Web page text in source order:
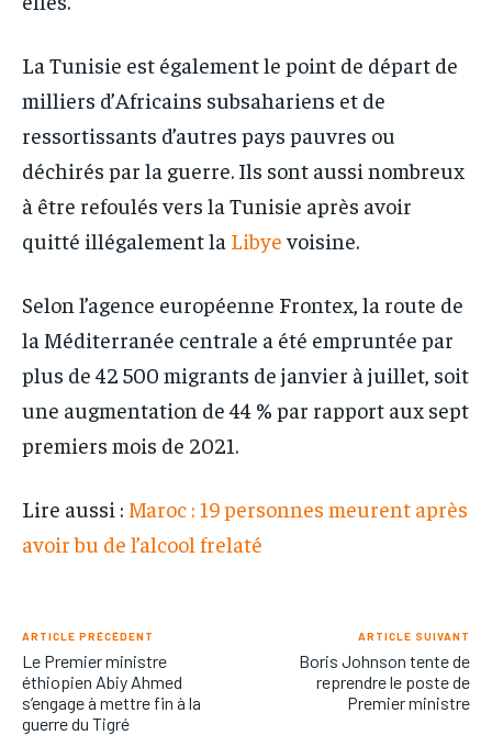
La Tunisie est également le point de départ de
milliers d’Africains subsahariens et de
ressortissants d’autres pays pauvres ou
déchirés par la guerre. Ils sont aussi nombreux
à être refoulés vers la Tunisie après avoir
quitté illégalement la Libyevoisine.
Selon l’agence européenne Frontex, la route de
la Méditerranée centrale a été empruntée par
plus de 42 500 migrants de janvier à juillet, soit
une augmentation de 44 % par rapport aux sept
premiers mois de 2021.
Lire aussi : Maroc : 19 personnes meurent après
avoir bu de l’alcool frelaté
ARTICLE PRÉCÉDENT
Le Premier ministre
éthiopien Abiy Ahmed
s’engage à mettre fin à la
guerre du Tigré
ARTICLE SUIVANT
Boris Johnson tente de
reprendre le poste de
Premier ministre